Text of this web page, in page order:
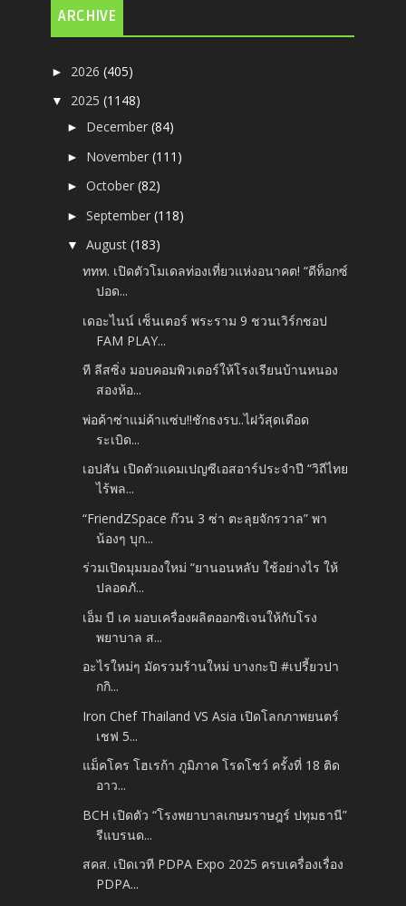
ARCHIVE
► 2026(405)
▼ 2025(1148)
► December(84)
► November(111)
►October(82)
►September(118)
▼August(183)
ททท. เปิดตัวโมเดลท่องเที่ยวแห่งอนาคต! “ดีท็อกซ์
ปอด...
เดอะไนน์ เซ็นเตอร์ พระราม 9 ชวนเวิร์กชอป
FAM PLAY...
ที ลีสซิ่ง มอบคอมพิวเตอร์ให้โรงเรียนบ้านหนอง
สองห้อ...
พ่อค้าซ่าแม่ค้าแซ่บ!!ชักธงรบ..ไฝว้สุดเดือด
ระเบิด...
เอปสัน เปิดตัวแคมเปญซีเอสอาร์ประจำปี “วิถีไทย
ไร้พล...
“FriendZSpace ก๊วน 3 ซ่า ตะลุยจักรวาล” พา
น้องๆ บุก...
ร่วมเปิดมุมมองใหม่ “ยานอนหลับ ใช้อย่างไร ให้
ปลอดภั...
เอ็ม บี เค มอบเครื่องผลิตออกซิเจนให้กับโรง
พยาบาล ส...
อะไรใหม่ๆ มัดรวมร้านใหม่ บางกะปิ #เปรี้ยวปา
กกิ...
Iron Chef Thailand VS Asia เปิดโลกภาพยนตร์
เชฟ 5...
แม็คโคร โฮเรก้า ภูมิภาค โรดโชว์ ครั้งที่ 18 ติด
อาว...
BCH เปิดตัว “โรงพยาบาลเกษมราษฎร์ ปทุมธานี”
รีแบรนด...
สคส. เปิดเวที PDPA Expo 2025 ครบเครื่องเรื่อง
PDPA...